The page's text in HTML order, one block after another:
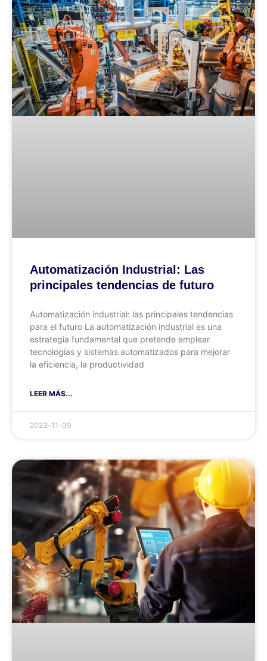
Automatización Industrial: Las
principales tendencias de futuro
Automatización industrial: las principales tendencias
para el futuro La automatización industrial es una
estrategia fundamental que pretende emplear
tecnologías y sistemas automatizados para mejorar
la eficiencia, la productividad
LEER MÁS...
2023-11-09